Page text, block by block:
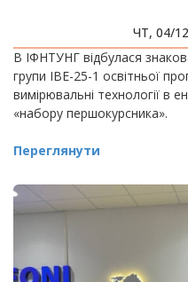
ЧТ, 04/
В ІФНТУНГ відбулася
групи ІВЕ-25-1 освітньої
вимірювальні технології в
«набору першокурсника».
Переглянути